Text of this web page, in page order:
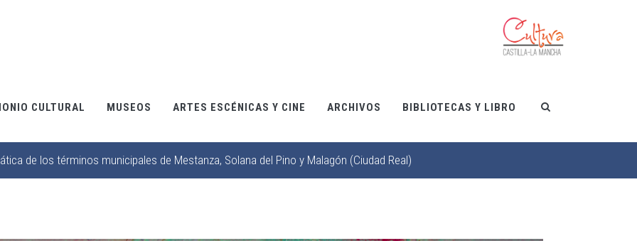
CULTURAL MUSEOS ARTES ESCÉNICAS Y CINE ARCHIVOS BIBLIOTECAS Y LIBRO
de los términos municipales de Mestanza, Solana del Pino y Malagón (Ciudad Real)